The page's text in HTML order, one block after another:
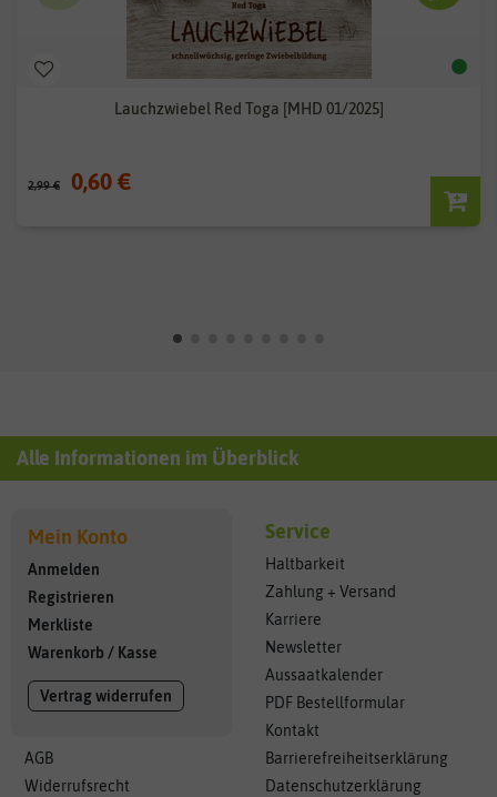
Lauchzwiebel Red Toga [MHD 01/2025]
2,99 € 0,60 €
Alle Informationen im Überblick
Mein Konto
Anmelden
Registrieren
Merkliste
Warenkorb / Kasse
Vertrag widerrufen
AGB
Widerrufsrecht
Service
Haltbarkeit
Zahlung + Versand
Karriere
Newsletter
Aussaatkalender
PDF Bestellformular
Kontakt
Barrierefreiheitserklärung
Datenschutzerklärung